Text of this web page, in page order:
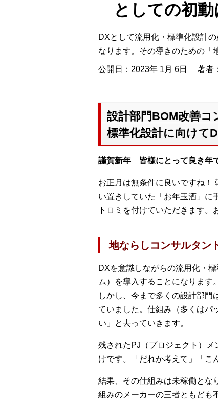
としての初
DXとして流用化・標準化設計
なります。その導きのための「
公開日：2023年 1月 6日 著者
設計部門BOM改善コ
標準化設計に向けて
謹賀新年 皆様にとって良き年
お正月は無条件に良いですね！
い置きしていた「お年玉酒」に
トロミを付けていただきます。
地ならしコンサルタン
DXを意識しながらの流用化・
ム）を導入することになります。
しかし、今まで多くの設計部門
ていました。仕組み（多くはパ
い」と去っていきます。
残されたPJ（プロジェクト）
けです。「だれか考えて」「
結果、その仕組みは未稼働とな
組みのメーカーの三者ともども